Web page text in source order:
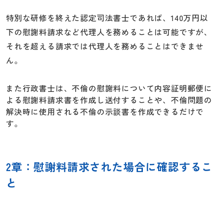
特別な研修を終えた認定司法書士であれば、140万円以
下の慰謝料請求など代理人を務めることは可能ですが、
それを超える請求では代理人を務めることはできませ
ん。
また行政書士は、不倫の慰謝料について内容証明郵便に
よる慰謝料請求書を作成し送付することや、不倫問題の
解決時に使用される不倫の示談書を作成できるだけで
す。
2章：慰謝料請求された場合に確認するこ
と